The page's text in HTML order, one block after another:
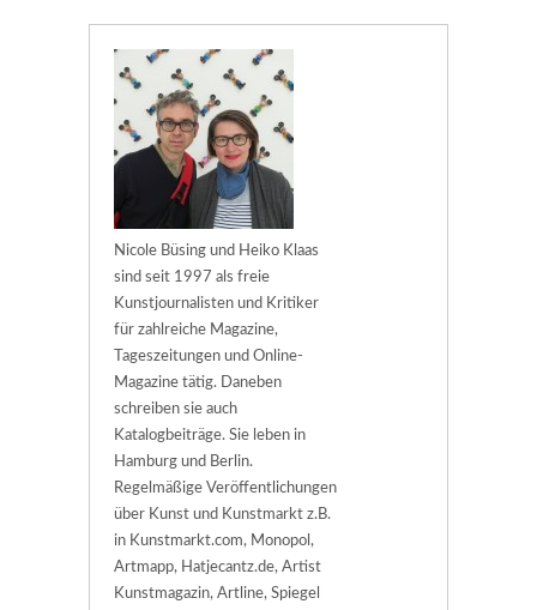
Nicole Büsing und Heiko Klaas
sind seit 1997 als freie
Kunstjournalisten und Kritiker
für zahlreiche Magazine,
Tageszeitungen und Online-
Magazine tätig. Daneben
schreiben sie auch
Katalogbeiträge. Sie leben in
Hamburg und Berlin.
Regelmäßige Veröffentlichungen
über Kunst und Kunstmarkt z.B.
in Kunstmarkt.com, Monopol,
Artmapp, Hatjecantz.de, Artist
Kunstmagazin, Artline, Spiegel